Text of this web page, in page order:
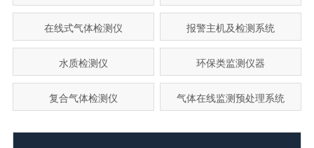
在线式气体检测仪 报警主机及检测系统
水质检测仪 环保类监测仪器
复合气体检测仪 气体在线监测预处理系统